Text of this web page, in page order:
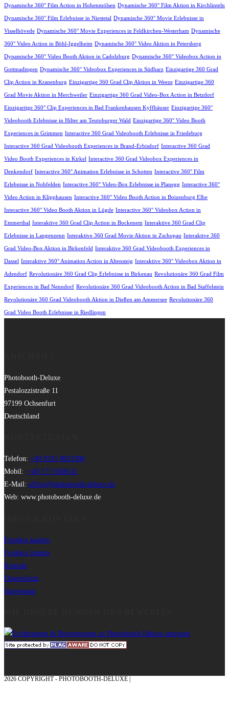
Dynamische 360° Film Action in Hohenmölsen Dynamische 360° Film Aktion in Kirchlinteln
Dynamische 360° Film Erlebnisse in Niestetal Dynamische 360° Movie Erlebnisse in
Visselhövede Dynamische 360° Movie Experiences in Feldkirchen-Westerham Dynamische
360° Video Action in Böhl-Iggelheim Dynamische 360° Video Aktion in Petersberg
Dynamische 360° Video Booth Aktion in Cadolzburg Dynamische 360° Videobox Action in
Gottmadingen Dynamische 360° Videobox Experiences in Südharz Einzigartige 360 Grad
Clip Action in Kranenburg Einzigartige 360 Grad Clip Aktion in Weeze Einzigartige 360
Grad Movie Aktion in Merchweiler Einzigartige 360 Grad Video-Box Action in Betzdorf
Einzigartige 360° Clip Experiences in Bad Frankenhausen Kyffhäuser Einzigartige 360°
Videobooth Erlebnisse in Hilter am Teutoburger Wald Einzigartige 360° Video Booth
Experiences in Grimmen Interactive 360 Grad Videobooth Erlebnisse in Friedeburg
Interactive 360 Grad Videobooth Experiences in Brand-Erbisdorf Interactive 360 Grad
Video Booth Experiences in Kirkel Interactive 360 Grad Videobox Experiences in
Denkendorf Interactive 360° Animation Erlebnisse in Schotten Interactive 360° Film
Erlebnisse in Nohfelden Interactive 360° Video-Box Erlebnisse in Planegg Interactive 360°
Video Action in Klipphausen Interactive 360° Video Booth Action in Boizenburg Elbe
Interactive 360° Video Booth Aktion in Lügde Interactive 360° Videobox Action in
Emmerthal Interaktive 360 Grad Clip Action in Bockenem Interaktive 360 Grad Clip
Erlebnisse in Langenzenn Interaktive 360 Grad Movie Aktion in Zschopau Interaktive 360
Grad Video-Box Aktion in Birkenfeld Interaktive 360 Grad Videobooth Experiences in
Dassel Interaktive 360° Animation Action in Altensteig Interaktive 360° Videobox Aktion in
Adendorf Revolutionäre 360 Grad Clip Erlebnisse in Birkenau Revolutionäre 360 Grad Film
Experiences in Bad Nenndorf Revolutionäre 360 Grad Videobooth Action in Bad Staffelstein
Revolutionäre 360 Grad Videobooth Aktion in Dießen am Ammersee Revolutionäre 360
Grad Video Booth Erlebnisse in Riedlingen
Photobooth-Deluxe
Pestalozzistraße 11
97199 Ochsenfurt
Deutschland
Telefon: +49 9331 8021990
Mobil: +49 177 6506111
E-Mail: office@photobooth-deluxe.de
Web: www.photobooth-deluxe.de
Fotobox kaufen
Fotobox mieten
Kontakt
Datenschutz
Impressum
2026 COPYRIGHT - PHOTOBOOTH-DELUXE |